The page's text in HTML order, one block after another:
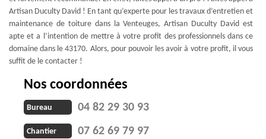
Artisan Duculty David ! En tant qu’experte pour les travaux d’entretien et
maintenance de toiture dans la Venteuges, Artisan Duculty David est
apte et a l’intention de mettre à votre profit des professionnels dans ce
domaine dans le 43170. Alors, pour pouvoir les avoir à votre profit, il vous
suffit de le contacter !
Nos coordonnées
Bureau 04 82 29 30 93
Chantier 07 62 69 79 97